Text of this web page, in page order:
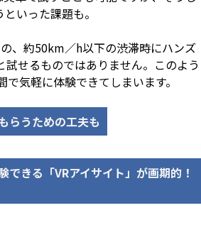
いった課題も。
、約50km／h以下の渋滞時にハンズ
せるものではありません。このよう
気軽に体験できてしまいます。
らうための工夫も
できる「VRアイサイト」が画期的！